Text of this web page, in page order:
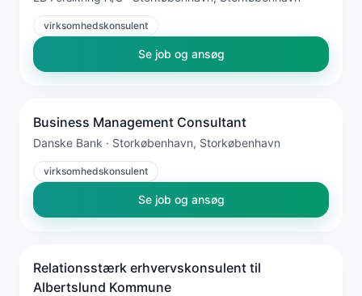
virksomhedskonsulent
Se job og ansøg
Business Management Consultant
Danske Bank · Storkøbenhavn, Storkøbenhavn
virksomhedskonsulent
Se job og ansøg
Relationsstærk erhvervskonsulent til
Albertslund Kommune